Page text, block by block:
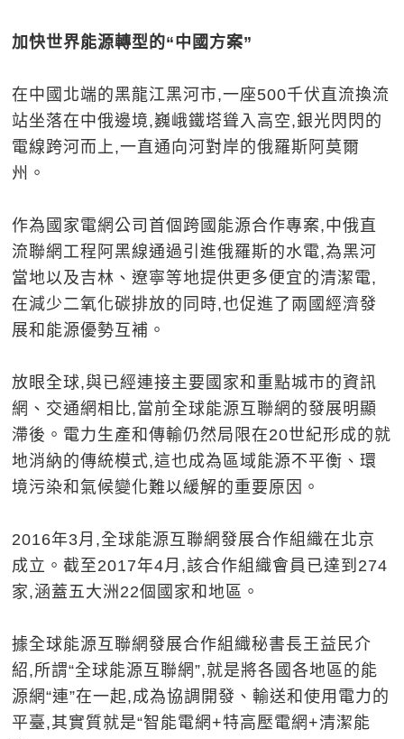
加快世界能源轉型的“中國方案”
在中國北端的黑龍江黑河市,一座500千伏直流換流
站坐落在中俄邊境,巍峨鐵塔聳入高空,銀光閃閃的
電線跨河而上,一直通向河對岸的俄羅斯阿莫爾
州。
作為國家電網公司首個跨國能源合作專案,中俄直
流聯網工程阿黑線通過引進俄羅斯的水電,為黑河
當地以及吉林、遼寧等地提供更多便宜的清潔電,
在減少二氧化碳排放的同時,也促進了兩國經濟發
展和能源優勢互補。
放眼全球,與已經連接主要國家和重點城市的資訊
網、交通網相比,當前全球能源互聯網的發展明顯
滯後。電力生產和傳輸仍然局限在20世紀形成的就
地消納的傳統模式,這也成為區域能源不平衡、環
境污染和氣候變化難以緩解的重要原因。
2016年3月,全球能源互聯網發展合作組織在北京
成立。截至2017年4月,該合作組織會員已達到274
家,涵蓋五大洲22個國家和地區。
據全球能源互聯網發展合作組織秘書長王益民介
紹,所謂“全球能源互聯網”,就是將各國各地區的能
源網“連”在一起,成為協調開發、輸送和使用電力的
平臺,其實質就是“智能電網+特高壓電網+清潔能